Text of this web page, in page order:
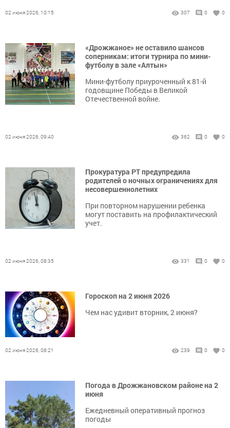
02 июня 2026, 10:15 307 0 0
«Дрожжаное» не оставило шансов
соперникам: итоги турнира по мини-
футболу в зале «Алтын»
Мини-футболу приуроченный к 81-й
годовщине Победы в Великой
Отечественной войне.
02 июня 2026, 09:40 362 0 0
Прокуратура РТ предупредила
родителей о ночных ограничениях для
несовершеннолетних
При повторном нарушении ребенка
могут поставить на профилактический
учет.
02 июня 2026, 08:35 331 0 0
Гороскоп на 2 июня 2026
Чем нас удивит вторник, 2 июня?
02 июня 2026, 08:21 239 0 0
Погода в Дрожжановском районе на 2
июня
Ежедневный оперативный прогноз
погоды